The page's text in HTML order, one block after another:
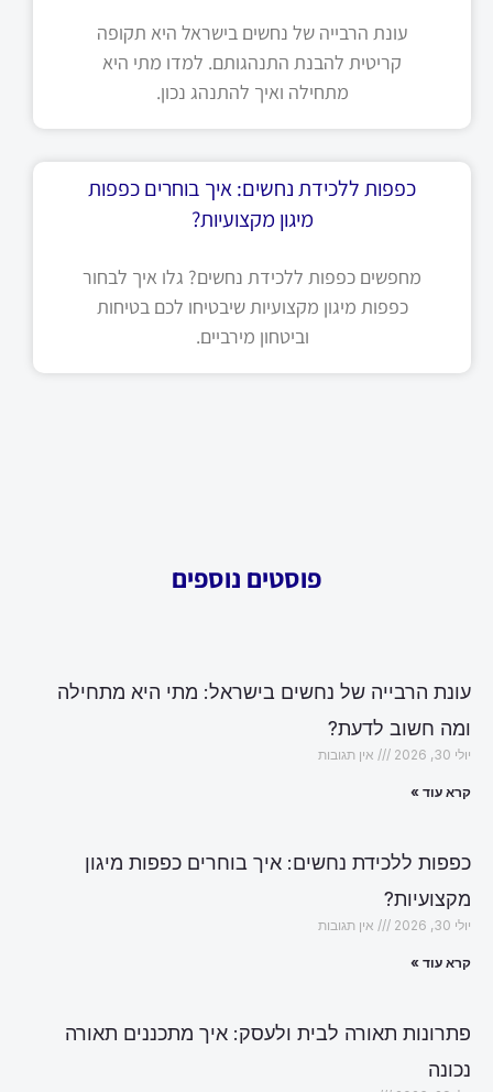
עונת הרבייה של נחשים בישראל היא תקופה
קריטית להבנת התנהגותם. למדו מתי היא
מתחילה ואיך להתנהג נכון.
כפפות ללכידת נחשים: איך בוחרים כפפות
מיגון מקצועיות?
מחפשים כפפות ללכידת נחשים? גלו איך לבחור
כפפות מיגון מקצועיות שיבטיחו לכם בטיחות
וביטחון מירביים.
פוסטים נוספים
עונת הרבייה של נחשים בישראל: מתי היא מתחילה
ומה חשוב לדעת?
יולי 30, 2026 אין תגובות
קרא עוד »
כפפות ללכידת נחשים: איך בוחרים כפפות מיגון
מקצועיות?
יולי 30, 2026 אין תגובות
קרא עוד »
פתרונות תאורה לבית ולעסק: איך מתכננים תאורה
נכונה